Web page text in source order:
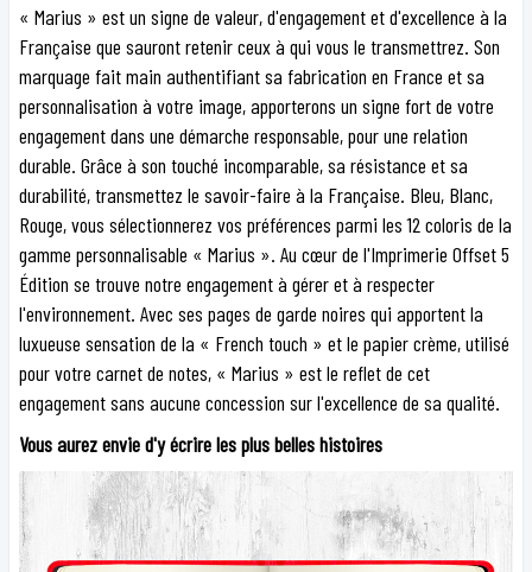
« Marius » est un signe de valeur, d'engagement et d'excellence à la
Française que sauront retenir ceux à qui vous le transmettrez. Son
marquage fait main authentifiant sa fabrication en France et sa
personnalisation à votre image, apporterons un signe fort de votre
engagement dans une démarche responsable, pour une relation
durable. Grâce à son touché incomparable, sa résistance et sa
durabilité, transmettez le savoir-faire à la Française. Bleu, Blanc,
Rouge, vous sélectionnerez vos préférences parmi les 12 coloris de la
gamme personnalisable « Marius ». Au cœur de l'Imprimerie Offset 5
Édition se trouve notre engagement à gérer et à respecter
l'environnement. Avec ses pages de garde noires qui apportent la
luxueuse sensation de la « French touch » et le papier crème, utilisé
pour votre carnet de notes, « Marius » est le reflet de cet
engagement sans aucune concession sur l'excellence de sa qualité.
Vous aurez envie d'y écrire les plus belles histoires